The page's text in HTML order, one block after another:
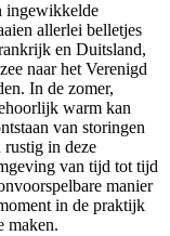
ingewikkelde
allerlei belletjes
en Duitsland,
naar het Verenigd
In de zomer,
warm kan
van storingen
in deze
van tijd tot tijd
manier
in de praktijk
maken.